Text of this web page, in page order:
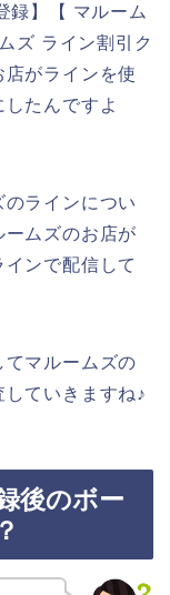
録】【 マルーム
ズ ライン割引ク
がラインを使
たんですよ
ラインについ
ムズのお店が
ンで配信して
マルームズの
ていきますね♪
後のボー